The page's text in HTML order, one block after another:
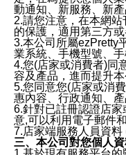
動通知、新服務、新
2.請您注意，在本網
的保護，適用第三方
3.本公司所屬ezPretty
業系統、手機型號、
4.您(店家或消費者)同
容及產品，進而提升
5.您同意您(店家或消
惠內容、行政通知、
6.針對已註冊認證店
意,可以利用電子郵件
7.店家端服務人員資
三、本公司對您個人